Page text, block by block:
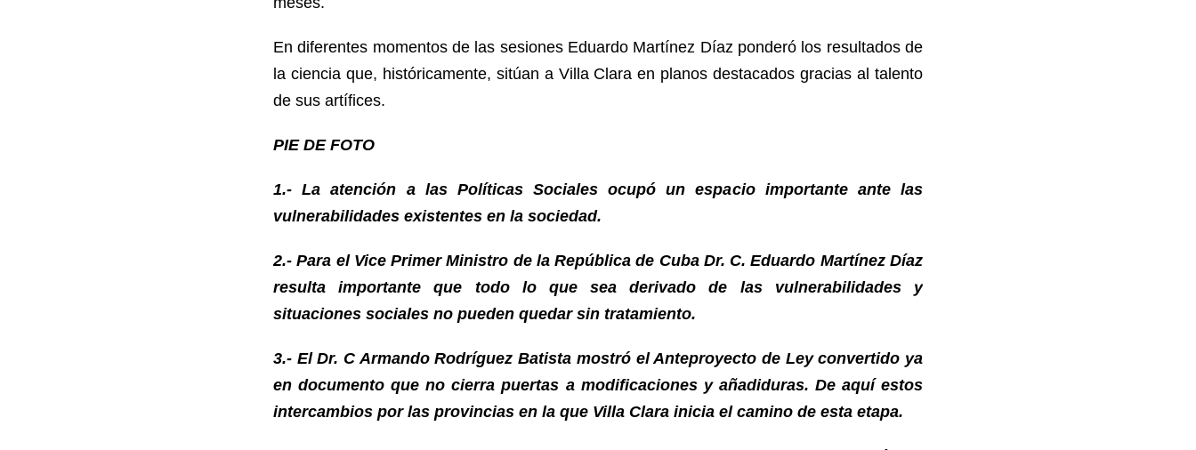
En diferentes momentos de las sesiones Eduardo Martínez Díaz ponderó los resultados de
la ciencia que, históricamente, sitúan a Villa Clara en planos destacados gracias al talento
de sus artífices.
PIE DE FOTO
1.- La atención a las Políticas Sociales ocupó un espacio importante ante las
vulnerabilidades existentes en la sociedad.
2.- Para el Vice Primer Ministro de la República de Cuba Dr. C. Eduardo Martínez Díaz
resulta importante que todo lo que sea derivado de las vulnerabilidades y
situaciones sociales no pueden quedar sin tratamiento.
3.- El Dr. C Armando Rodríguez Batista mostró el Anteproyecto de Ley convertido ya
en documento que no cierra puertas a modificaciones y añadiduras. De aquí estos
intercambios por las provincias en la que Villa Clara inicia el camino de esta etapa.